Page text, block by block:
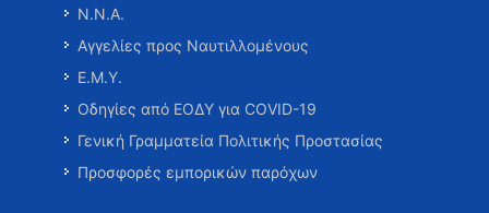
Ν.Ν.Α.
Αγγελίες προς Ναυτιλλομένους
Ε.Μ.Υ.
Οδηγίες από ΕΟΔΥ για COVID-19
Γενική Γραμματεία Πολιτικής Προστασίας
Προσφορές εμπορικών παρόχων